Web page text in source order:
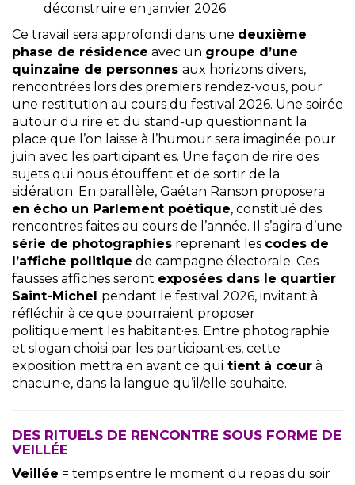
déconstruire en janvier 2026
Ce travail sera approfondi dans une deuxième
phase de résidence avec un groupe d’une
quinzaine de personnes aux horizons divers,
rencontrées lors des premiers rendez-vous, pour
une restitution au cours du festival 2026. Une soirée
autour du rire et du stand-up questionnant la
place que l’on laisse à l’humour sera imaginée pour
juin avec les participant·es. Une façon de rire des
sujets qui nous étouffent et de sortir de la
sidération. En parallèle, Gaétan Ranson proposera
en écho un Parlement poétique, constitué des
rencontres faites au cours de l’année. Il s’agira d’une
série de photographies reprenant les codes de
l’affiche politique de campagne électorale. Ces
fausses affiches seront exposées dans le quartier
Saint-Michel pendant le festival 2026, invitant à
réfléchir à ce que pourraient proposer
politiquement les habitant·es. Entre photographie
et slogan choisi par les participant·es, cette
exposition mettra en avant ce qui tient à cœur à
chacun·e, dans la langue qu’il/elle souhaite.
DES RITUELS DE RENCONTRE SOUS FORME DE
VEILLÉE
Veillée = temps entre le moment du repas du soir